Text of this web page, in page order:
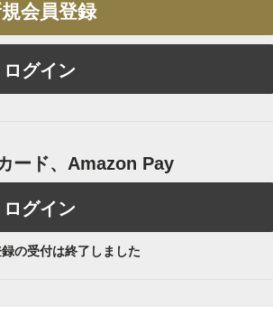
会員登録
ログイン
ード、Amazon Pay
ログイン
の受付は終了しました